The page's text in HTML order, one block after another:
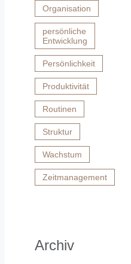
Organisation
persönliche
Entwicklung
Persönlichkeit
Produktivität
Routinen
Struktur
Wachstum
Zeitmanagement
Archiv